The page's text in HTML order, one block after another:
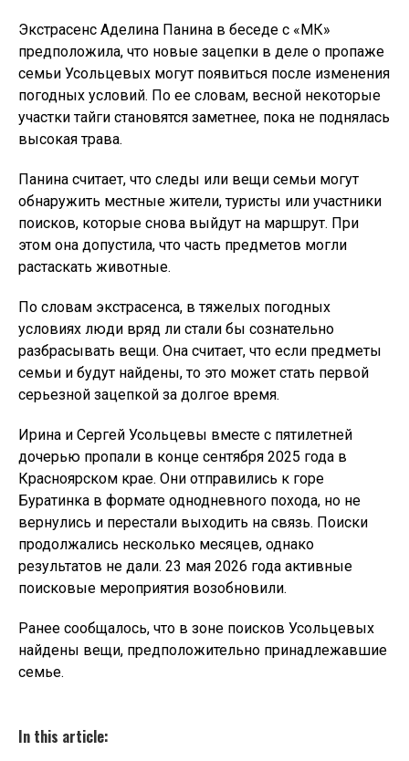
Экстрасенс Аделина Панина в беседе с «МК»
предположила, что новые зацепки в деле о пропаже
семьи Усольцевых могут появиться после изменения
погодных условий. По ее словам, весной некоторые
участки тайги становятся заметнее, пока не поднялась
высокая трава.
Панина считает, что следы или вещи семьи могут
обнаружить местные жители, туристы или участники
поисков, которые снова выйдут на маршрут. При
этом она допустила, что часть предметов могли
растаскать животные.
По словам экстрасенса, в тяжелых погодных
условиях люди вряд ли стали бы сознательно
разбрасывать вещи. Она считает, что если предметы
семьи и будут найдены, то это может стать первой
серьезной зацепкой за долгое время.
Ирина и Сергей Усольцевы вместе с пятилетней
дочерью пропали в конце сентября 2025 года в
Красноярском крае. Они отправились к горе
Буратинка в формате однодневного похода, но не
вернулись и перестали выходить на связь. Поиски
продолжались несколько месяцев, однако
результатов не дали. 23 мая 2026 года активные
поисковые мероприятия возобновили.
Ранее сообщалось, что в зоне поисков Усольцевых
найдены вещи, предположительно принадлежавшие
семье.
In this article: